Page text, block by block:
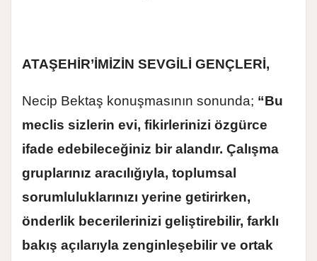
ATAŞEHİR’İMİZİN SEVGİLİ GENÇLERİ,
Necip Bektaş konuşmasının sonunda; “Bu
meclis sizlerin evi, fikirlerinizi özgürce
ifade edebileceğiniz bir alandır. Çalışma
gruplarınız aracılığıyla, toplumsal
sorumluluklarınızı yerine getirirken,
önderlik becerilerinizi geliştirebilir, farklı
bakış açılarıyla zenginleşebilir ve ortak